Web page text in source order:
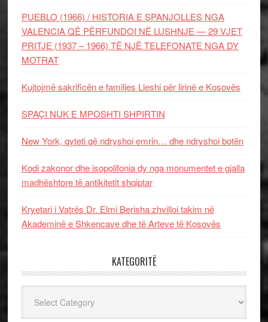
PUEBLO (1966) / HISTORIA E SPANJOLLES NGA
VALENCIA QË PËRFUNDOI NË LUSHNJE — 29 VJET
PRITJE (1937 – 1966) TË NJË TELEFONATE NGA DY
MOTRAT
Kujtojmë sakrificën e familjes Lleshi për lirinë e Kosovës
SPAÇI NUK E MPOSHTI SHPIRTIN
New York, qyteti që ndryshoi emrin… dhe ndryshoi botën
Kodi zakonor dhe isopolifonia dy nga monumentet e gjalla
madhështore të antikitetit shqiptar
Kryetari i Vatrës Dr. Elmi Berisha zhvilloi takim në
Akademinë e Shkencave dhe të Arteve të Kosovës
KATEGORITË